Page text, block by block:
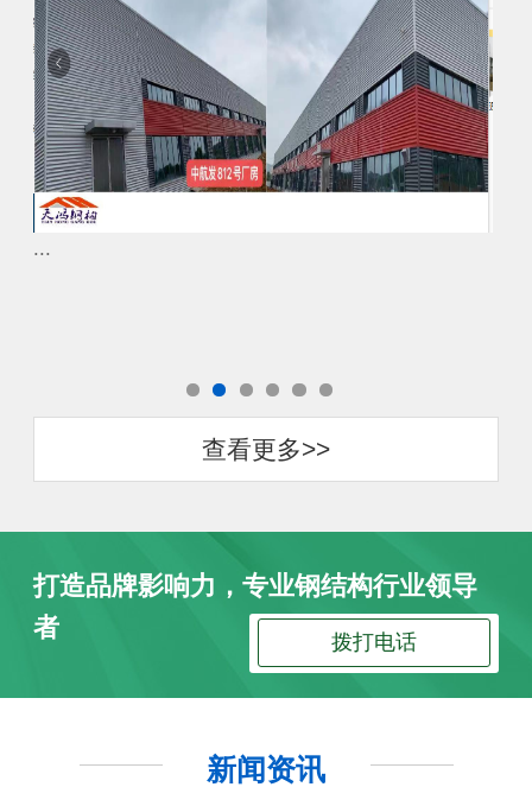
...
查看更多>>
打造品牌影响力，专业钢结构行业领导
者
拨打电话
新闻资讯